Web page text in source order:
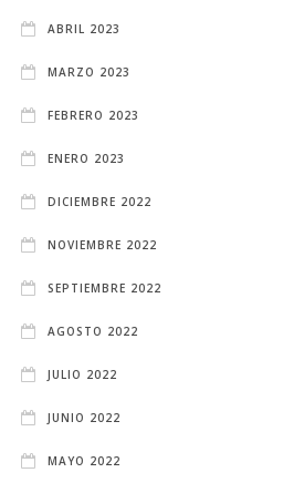
ABRIL 2023
MARZO 2023
FEBRERO 2023
ENERO 2023
DICIEMBRE 2022
NOVIEMBRE 2022
SEPTIEMBRE 2022
AGOSTO 2022
JULIO 2022
JUNIO 2022
MAYO 2022